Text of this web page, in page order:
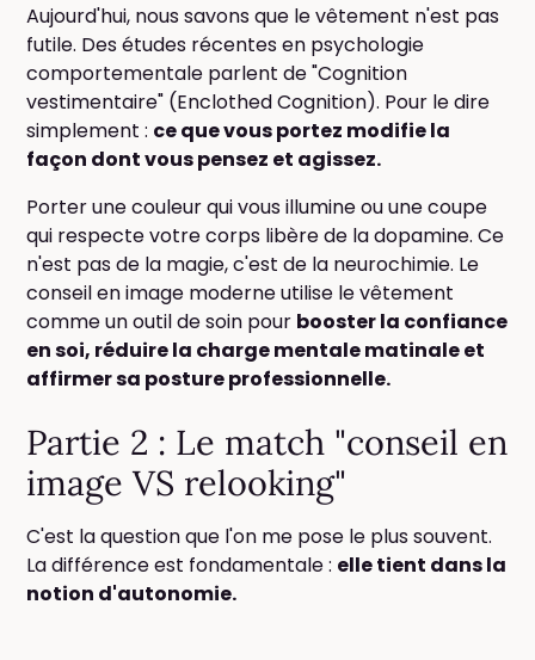
Aujourd'hui, nous savons que le vêtement n'est pas
futile. Des études récentes en psychologie
comportementale parlent de "Cognition
vestimentaire" (Enclothed Cognition). Pour le dire
simplement : ce que vous portez modifie la
façon dont vous pensez et agissez.
Porter une couleur qui vous illumine ou une coupe
qui respecte votre corps libère de la dopamine. Ce
n'est pas de la magie, c'est de la neurochimie. Le
conseil en image moderne utilise le vêtement
comme un outil de soin pour booster la confiance
en soi, réduire la charge mentale matinale et
affirmer sa posture professionnelle.
Partie 2 : Le match "conseil en
image VS relooking"
C'est la question que l'on me pose le plus souvent.
La différence est fondamentale : elle tient dans la
notion d'autonomie.